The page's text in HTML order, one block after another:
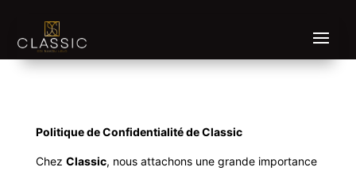
Politique de Confidentialité de Classic
Chez Classic, nous attachons une grande importance